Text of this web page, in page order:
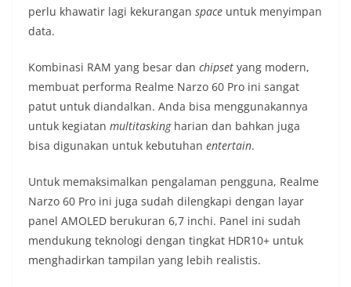
perlu khawatir lagi kekurangan space untuk menyimpan
data.
Kombinasi RAM yang besar dan chipset yang modern,
membuat performa Realme Narzo 60 Pro ini sangat
patut untuk diandalkan. Anda bisa menggunakannya
untuk kegiatan multitasking harian dan bahkan juga
bisa digunakan untuk kebutuhan entertain.
Untuk memaksimalkan pengalaman pengguna, Realme
Narzo 60 Pro ini juga sudah dilengkapi dengan layar
panel AMOLED berukuran 6,7 inchi. Panel ini sudah
mendukung teknologi dengan tingkat HDR10+ untuk
menghadirkan tampilan yang lebih realistis.